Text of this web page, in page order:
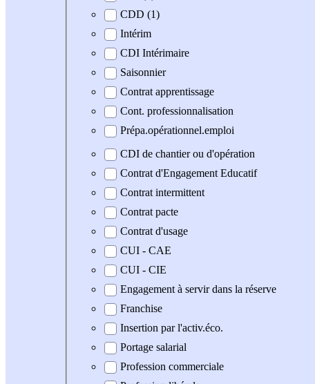
CDD (1)
Intérim
CDI Intérimaire
Saisonnier
Contrat apprentissage
Cont. professionnalisation
Prépa.opérationnel.emploi
CDI de chantier ou d'opération
Contrat d'Engagement Educatif
Contrat intermittent
Contrat pacte
Contrat d'usage
CUI - CAE
CUI - CIE
Engagement à servir dans la réserve
Franchise
Insertion par l'activ.éco.
Portage salarial
Profession commerciale